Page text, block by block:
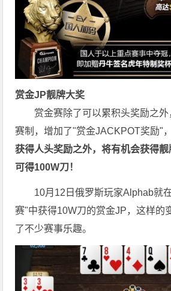
赏金JP靓牌大奖
赏金赛除了可以累积头奖励之
赛制，增加了"赏金JACKPOT奖励"，
获得人头奖励之外，将有机会获得
可得100W刀！
10月12日俄罗斯玩家Alphab就
赛"中获得10W刀的赏金JP，这样的
了不少赛事乐趣。